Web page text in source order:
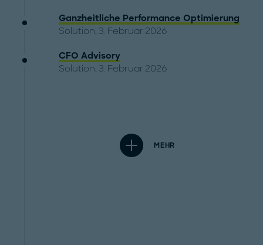
Ganzheitliche Performance Optimierung
Solution, 3. Februar 2026
CFO Advisory
Solution, 3. Februar 2026
MEHR